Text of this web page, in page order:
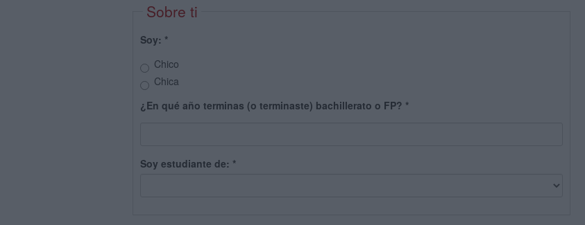
Sobre ti
Soy: *
Chico
Chica
¿En qué año terminas (o terminaste) bachillerato o FP? *
Soy estudiante de: *